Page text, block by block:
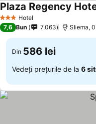
3 SteleHotel
Plaza Regency
7,6 Bun 7.063 Sliema,
Din 586 lei
Vedeți prețurile de la 6